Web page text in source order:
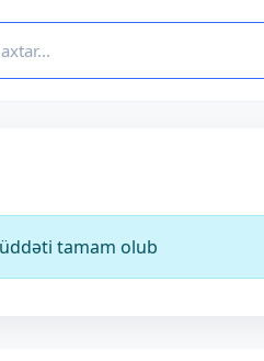
tamam olub